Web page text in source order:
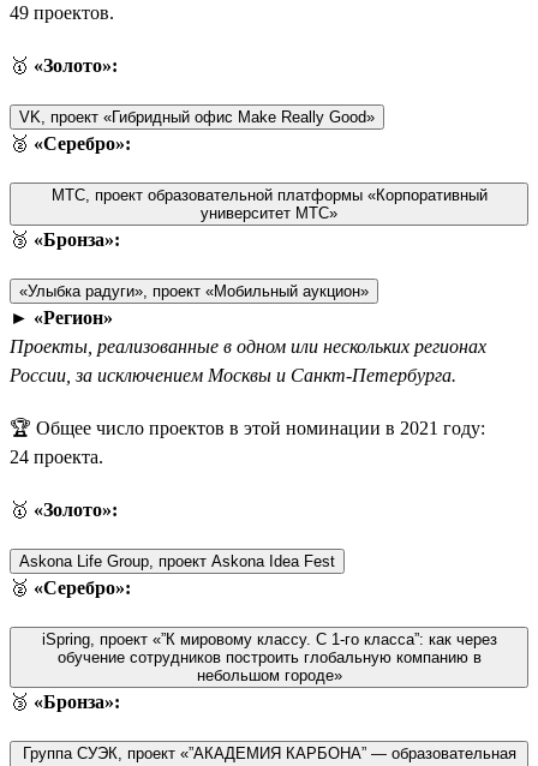
49 проектов.
🥇 «Золото»:
VK, проект «Гибридный офис Make Really Good»
🥈 «Серебро»:
МТС, проект образовательной платформы «Корпоративный
университет МТС»
🥉 «Бронза»:
«Улыбка радуги», проект «Мобильный аукцион»
► «Регион»
Проекты, реализованные в одном или нескольких регионах
России, за исключением Москвы и Санкт-Петербурга.
🏆 Общее число проектов в этой номинации в 2021 году:
24 проекта.
🥇 «Золото»:
Askona Life Group, проект Askona Idea Fest
🥈 «Серебро»:
iSpring, проект «”К мировому классу. С 1-го класса”: как через
обучение сотрудников построить глобальную компанию в
небольшом городе»
🥉 «Бронза»:
Группа СУЭК, проект «”АКАДЕМИЯ КАРБОНА” — образовательная